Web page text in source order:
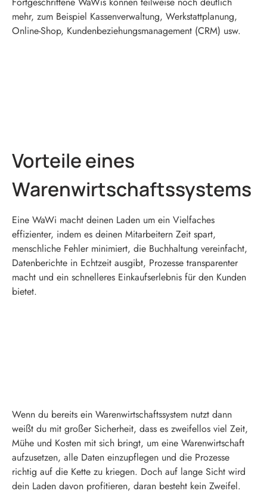
mehr, zum Beispiel Kassenverwaltung, Werkstattplanung,
Online-Shop, Kundenbeziehungsmanagement (CRM) usw.
Vorteile eines
Warenwirtschaftssystems
Eine WaWi macht deinen Laden um ein Vielfaches
effizienter, indem es deinen Mitarbeitern Zeit spart,
menschliche Fehler minimiert, die Buchhaltung vereinfacht,
Datenberichte in Echtzeit ausgibt, Prozesse transparenter
macht und ein schnelleres Einkaufserlebnis für den Kunden
bietet.
Wenn du bereits ein Warenwirtschaftssystem nutzt dann
weißt du mit großer Sicherheit, dass es zweifellos viel Zeit,
Mühe und Kosten mit sich bringt, um eine Warenwirtschaft
aufzusetzen, alle Daten einzupflegen und die Prozesse
richtig auf die Kette zu kriegen. Doch auf lange Sicht wird
dein Laden davon profitieren, daran besteht kein Zweifel.